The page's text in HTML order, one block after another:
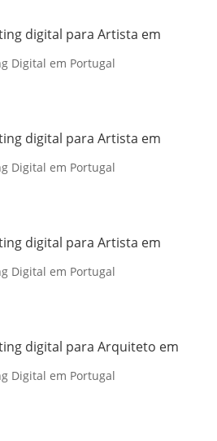
digital para Artista em
Digital em Portugal
digital para Artista em
Digital em Portugal
digital para Artista em
Digital em Portugal
digital para Arquiteto em
Digital em Portugal